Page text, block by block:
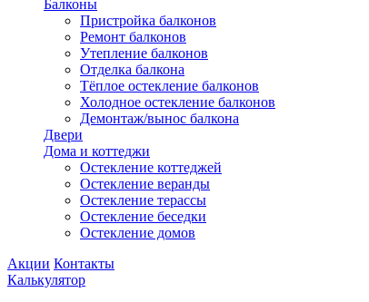
Балконы
Пристройка балконов
Ремонт балконов
Утепление балконов
Отделка балкона
Тёплое остекление балконов
Холодное остекление балконов
Демонтаж/вынос балкона
Двери
Дома и коттеджи
Остекление коттеджей
Остекление веранды
Остекление терассы
Остекление беседки
Остекление домов
Акции Контакты
Калькулятор